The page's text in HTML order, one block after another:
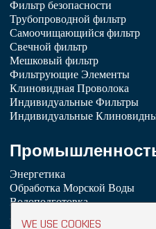
WE USE COOKIES
Фильтр безопасности
Трубопроводной фильтр
Самоочищающийся фильтр
Свечной фильтр
Мешковый фильтр
Фильтрующие Элементы
Клиновидная Проволока
Индивидуальные Фильтры
Индивидуальные
Энергетика
Обработка Морской Воды
Водоподготовка
Химическая Промышленность